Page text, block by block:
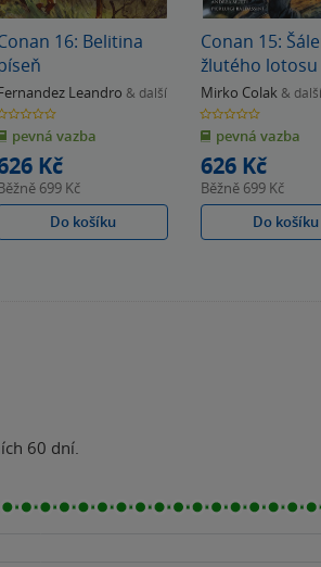
16: Belitina
Leandro & další
pevná vazba
Kč
699 Kč
Do košíku
Conan 15:
žlutého lotosu
Mirko Colak & další
0.0
z
5
hvězdiček
pevná vazba
626 Kč
Běžně 699 Kč
Do košíku
60 dní.